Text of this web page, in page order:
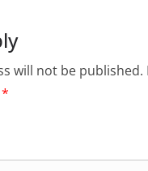
will not be published.
*